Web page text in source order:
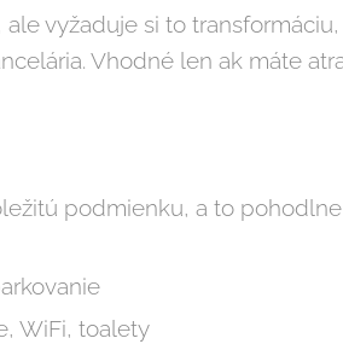
ale vyžaduje si to
Vhodné len ak máte
podmienku, a to
WiFi, toalety